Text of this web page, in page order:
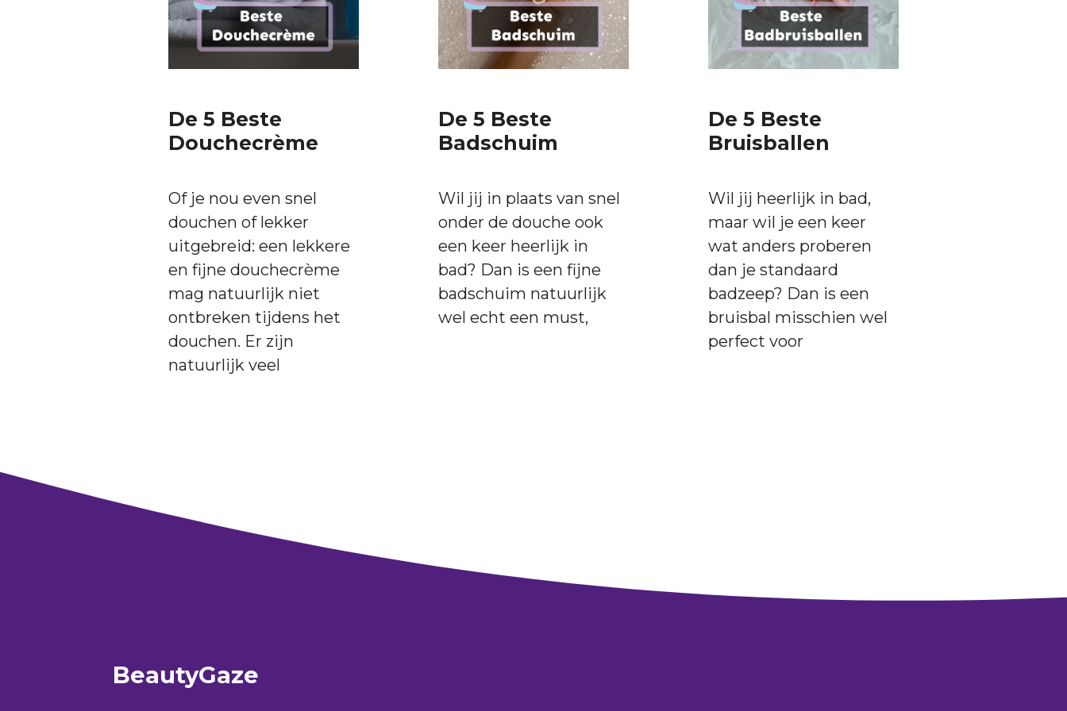
De 5 Beste
Douchecrème
Of je nou even snel
douchen of lekker
uitgebreid: een lekkere
en fijne douchecrème
mag natuurlijk niet
ontbreken tijdens het
douchen. Er zijn
natuurlijk veel
De 5 Beste
Badschuim
Wil jij in plaats van snel
onder de douche ook
een keer heerlijk in
bad? Dan is een fijne
badschuim natuurlijk
wel echt een must,
De 5 Beste
Bruisballen
Wil jij heerlijk in bad,
maar wil je een keer
wat anders proberen
dan je standaard
badzeep? Dan is een
bruisbal misschien wel
perfect voor
BeautyGaze